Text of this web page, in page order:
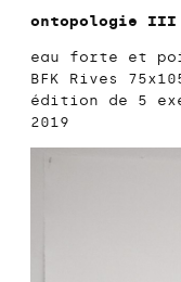
ontopologie
eau forte et
BFK Rives
édition de 5
2019